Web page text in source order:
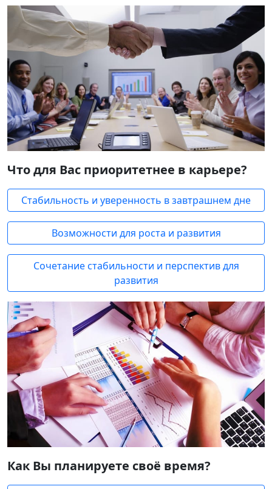
Что для Вас приоритетнее в карьере?
Стабильность и уверенность в завтрашнем дне
Возможности для роста и развития
Сочетание стабильности и перспектив для
развития
Как Вы планируете своё время?